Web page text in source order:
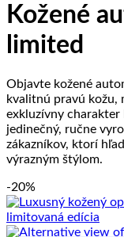
Kožené
limited
Objavte kožené
kvalitnú pravú kožu,
exkluzívny charakter
jedinečný, ručne
zákazníkov, ktorí
výrazným štýlom.
-20%